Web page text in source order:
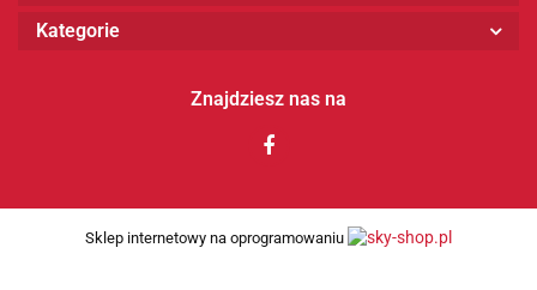
Kategorie
Znajdziesz nas na
Sklep internetowy na oprogramowaniu